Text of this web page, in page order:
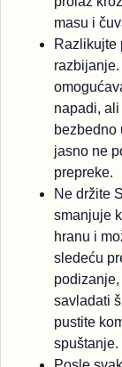
masu i
Razlikujte
napadi,
bezbedno
jasno ne
prepreke.
Ne držite
smanjuje
hranu i
sledeću
savladati
pustite
spuštanje.